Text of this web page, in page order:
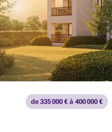
de 335 000 € à 400 000 €